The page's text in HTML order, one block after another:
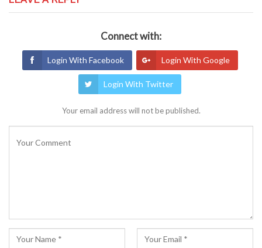
Connect with:
Login With Facebook Login With Google
Login With Twitter
Your email address will not be published.